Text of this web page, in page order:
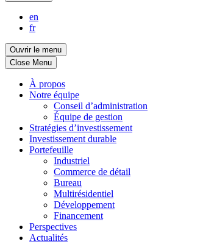
en
fr
Ouvrir le menu
Close Menu
À propos
Notre équipe
Conseil d’administration
Équipe de gestion
Stratégies d’investissement
Investissement durable
Portefeuille
Industriel
Commerce de détail
Bureau
Multirésidentiel
Développement
Financement
Perspectives
Actualités